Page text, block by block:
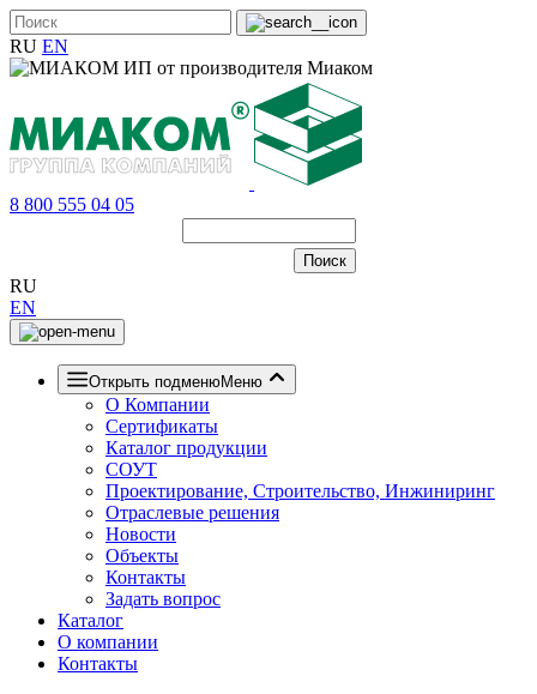
RU EN
8 800 555 04 05
RU
EN
Открыть подменюМеню
О Компании
Сертификаты
Каталог продукции
СОУТ
Проектирование, Строительство, Инжиниринг
Отраслевые решения
Новости
Объекты
Контакты
Задать вопрос
Каталог
О компании
Контакты